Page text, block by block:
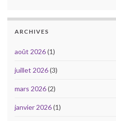
ARCHIVES
août 2026(1)
juillet 2026(3)
mars 2026(2)
janvier 2026(1)